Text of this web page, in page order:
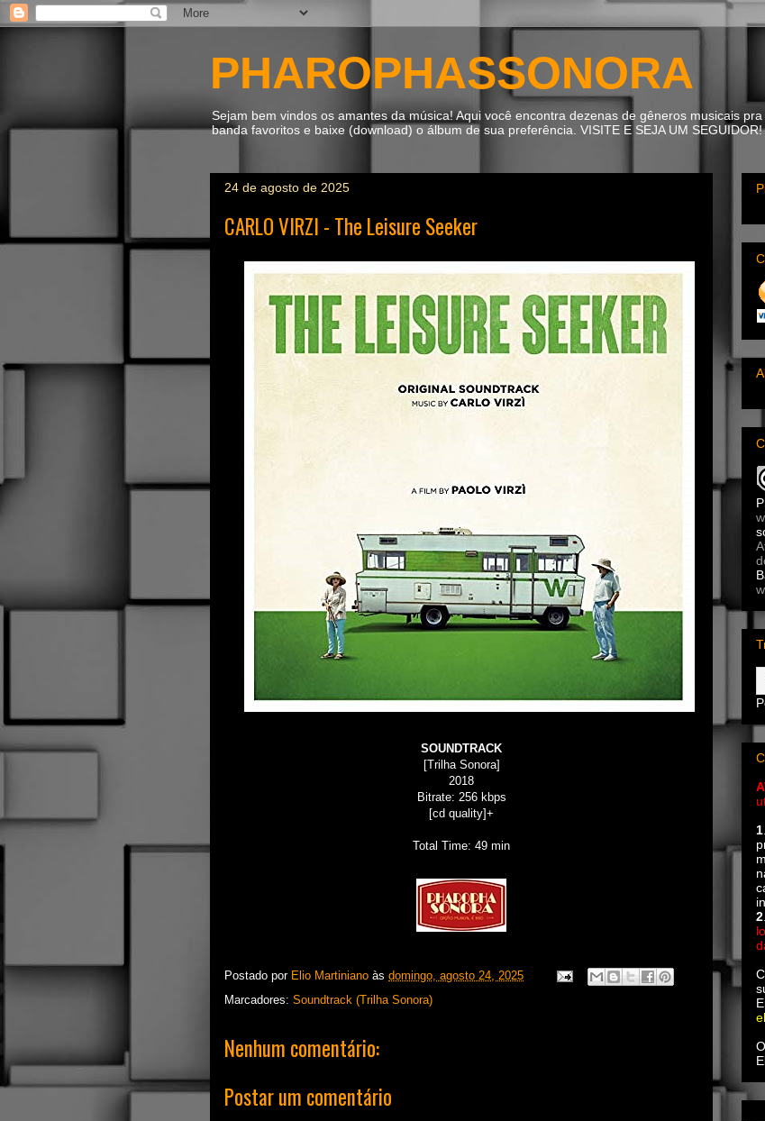
PHAROPHASSONORA
Sejam bem vindos os amantes da música! Aqui você encontra dezenas de gêneros musicais
banda favoritos e baixe (download) o álbum de sua preferência. VISITE E SEJA UM
24 de agosto de 2025
CARLO VIRZI - The Leisure Seeker
SOUNDTRACK
[Trilha Sonora]
2018
Bitrate: 256 kbps
[cd quality]+
Total Time: 49 min
Postado por Elio Martiniano às domingo, agosto 24, 2025
Marcadores: Soundtrack (Trilha Sonora)
Nenhum comentário:
Postar um comentário
1
2.